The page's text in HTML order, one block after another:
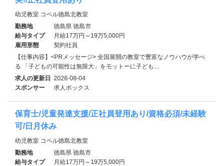
幼児教室 コペル徳島北教室
勤務地
徳島県 徳島市
給与タイプ
月給17万円～19万5,000円
雇用形態
契約社員
【仕事内容】<PRメッセージ> 全国展開の教室で豊富なノウハウが学べ
る 「子どもの可能性は無限大」をモットーに子ども…
求人の更新日 2026-08-04
スポンサー
求人ボックス
保育士/児童発達支援/正社員登用あり/資格必須/未経験
可/日月休み
幼児教室 コペル徳島北教室
勤務地
徳島県 徳島市
給与タイプ
月給17万円～19万5,000円